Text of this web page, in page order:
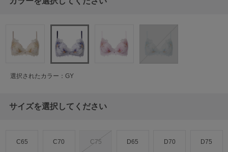
選択されたカラー：GY
サイズを選択してください
C65 C70 C75 D65 D70 D75